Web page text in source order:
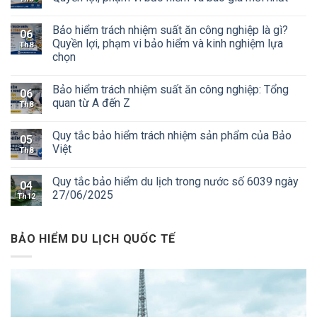
06
Th8
Bảo hiểm trách nhiệm suất ăn công nghiệp là gì?
Quyền lợi, phạm vi bảo hiểm và kinh nghiệm lựa
chọn
06
Th8
Bảo hiểm trách nhiệm suất ăn công nghiệp: Tổng
quan từ A đến Z
05
Th8
Quy tắc bảo hiểm trách nhiệm sản phẩm của Bảo
Việt
04
Th12
Quy tắc bảo hiểm du lịch trong nước số 6039 ngày
27/06/2025
BẢO HIỂM DU LỊCH QUỐC TẾ